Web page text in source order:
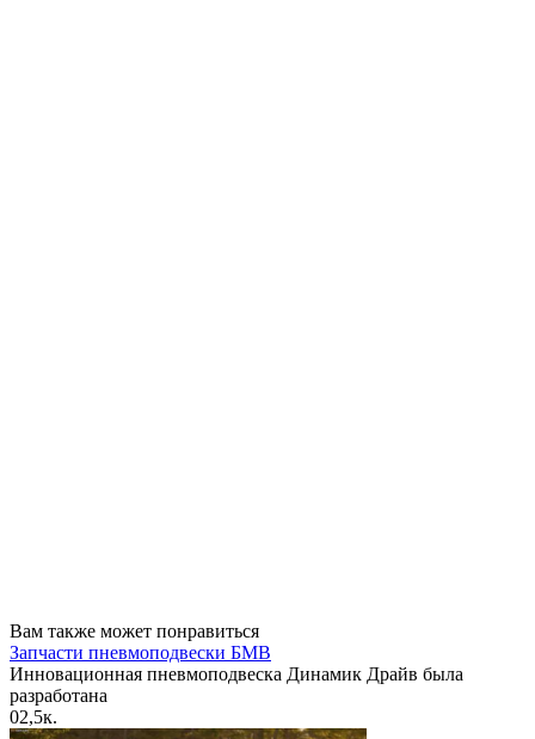
Вам также может понравиться
Запчасти пневмоподвески БМВ
Инновационная пневмоподвеска Динамик Драйв была
разработана
02,5к.